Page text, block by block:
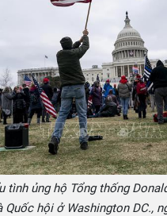
tình ủng hộ Tổng thống
Quốc hội ở Washington DC.,